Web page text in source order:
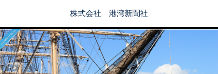
株式会社 港湾新聞社